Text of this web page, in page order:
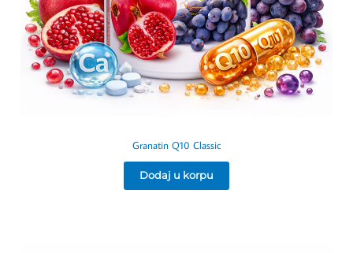
Granatin Q10 Classic
Dodaj u korpu